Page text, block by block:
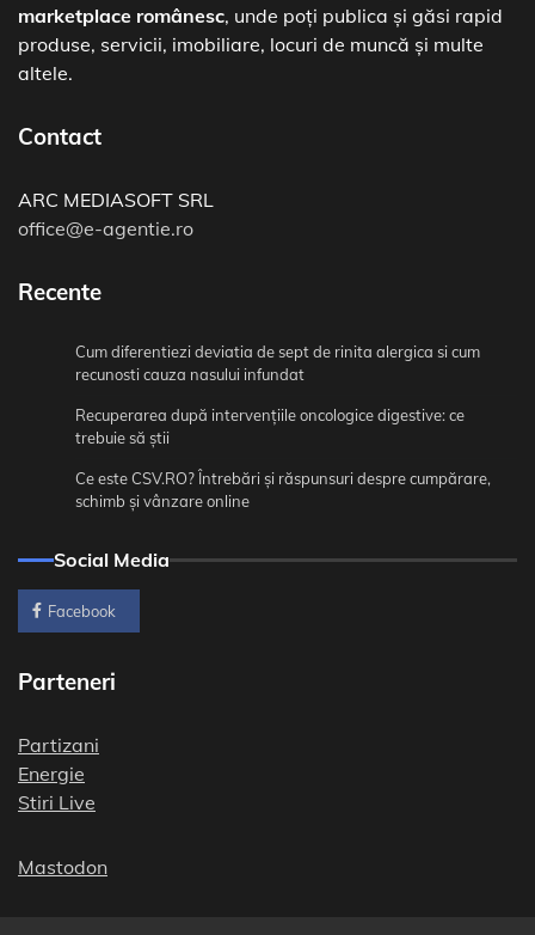
marketplace românesc, unde poți publica și găsi rapid
produse, servicii, imobiliare, locuri de muncă și multe
altele.
Contact
ARC MEDIASOFT SRL
office@e-agentie.ro
Recente
Cum diferentiezi deviatia de sept de rinita alergica si cum
recunosti cauza nasului infundat
Recuperarea după intervențiile oncologice digestive: ce
trebuie să știi
Ce este CSV.RO? Întrebări și răspunsuri despre cumpărare,
schimb și vânzare online
Social Media
Facebook
Parteneri
Partizani
Energie
Stiri Live
Mastodon